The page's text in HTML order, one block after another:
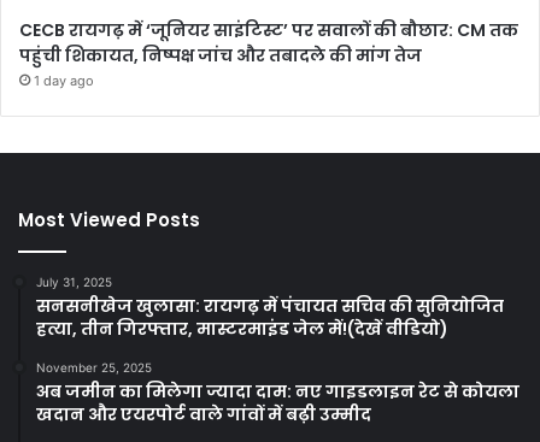
CECB रायगढ़ में ‘जूनियर साइंटिस्ट’ पर सवालों की बौछार: CM तक
पहुंची शिकायत, निष्पक्ष जांच और तबादले की मांग तेज
1 day ago
Most Viewed Posts
July 31, 2025
सनसनीखेज खुलासा: रायगढ़ में पंचायत सचिव की सुनियोजित
हत्या, तीन गिरफ्तार, मास्टरमाइंड जेल में!(देखें वीडियो)
November 25, 2025
अब जमीन का मिलेगा ज्यादा दाम: नए गाइडलाइन रेट से कोयला
खदान और एयरपोर्ट वाले गांवों में बढ़ी उम्मीद